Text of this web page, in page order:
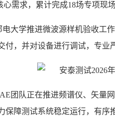
需求，累计完成18场专项现场
大学推进微波源样机验收工
付，并对设备进行调试，专业
团队正在推进频谱仪、矢量
保障测试系统稳定运行，有序